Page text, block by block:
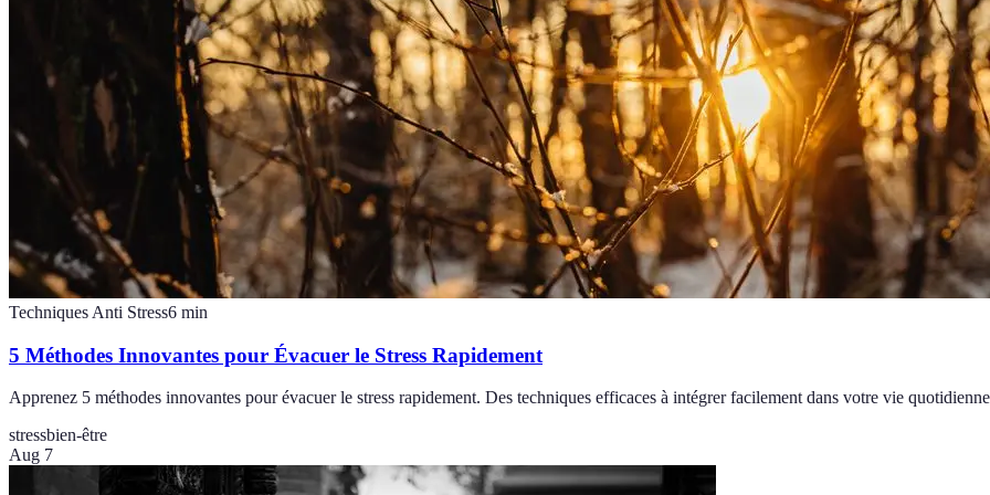
Techniques Anti Stress6 min
5 Méthodes Innovantes pour Évacuer le Stress Rapidement
Apprenez 5 méthodes innovantes pour évacuer le stress rapidement. Des techniques efficaces à intégrer facilement dans votre vie
stressbien-être
Aug 7